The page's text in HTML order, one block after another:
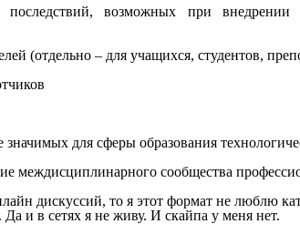
возможных при внедрении
(отдельно – для учащихся, студентов,
значимых для сферы образования
междисциплинарного сообщества
дискуссий, то я этот формат не люблю
Да и в сетях я не живу. И скайпа у меня нет.